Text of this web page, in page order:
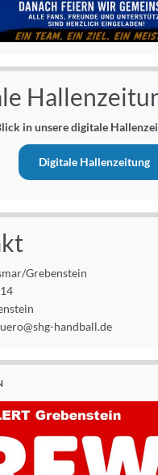
in unsere digitale
Digitale Hallenzeitung
Grebenstein
handball.de